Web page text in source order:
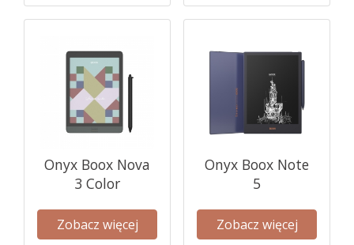
Onyx Boox Nova
3 Color
Zobacz więcej
Onyx Boox Note
5
Zobacz więcej